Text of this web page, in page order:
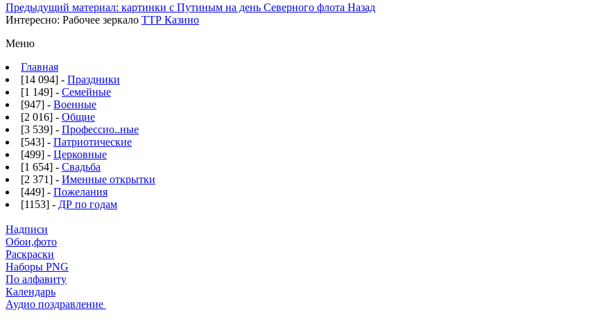
Предыдущий материал: картинки с Путиным на день Северного флота Назад
Интересно: Рабочее зеркало ТТР Казино
Меню
Главная
[14 094] - Праздники
[1 149] - Семейные
[947] - Военные
[2 016] - Общие
[3 539] - Профессио..ные
[543] - Патриотические
[499] - Церковные
[1 654] - Свадьба
[2 371] - Именные открытки
[449] - Пожелания
[1153] - ДР по годам
Надписи
Обои,фото
Раскраски
Наборы PNG
По алфавиту
Календарь
Аудио поздравление